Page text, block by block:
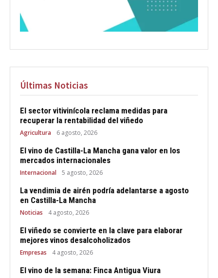
Últimas Noticias
El sector vitivinícola reclama medidas para
recuperar la rentabilidad del viñedo
Agricultura 6 agosto, 2026
El vino de Castilla-La Mancha gana valor en los
mercados internacionales
Internacional 5 agosto, 2026
La vendimia de airén podría adelantarse a agosto
en Castilla-La Mancha
Noticias 4 agosto, 2026
El viñedo se convierte en la clave para elaborar
mejores vinos desalcoholizados
Empresas 4 agosto, 2026
El vino de la semana: Finca Antigua Viura